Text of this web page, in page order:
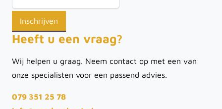
Heeft u een vraag?
Wij helpen u graag. Neem contact op met een van
onze specialisten voor een passend advies.
079 351 25 78